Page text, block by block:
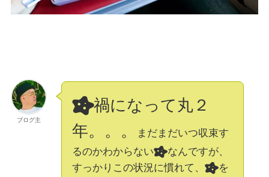
ブログ主
禍になって丸２
年。。。
まだまだいつ収束す
るのかわからない
なんですが、
すっかりこの状況に慣れて、
を